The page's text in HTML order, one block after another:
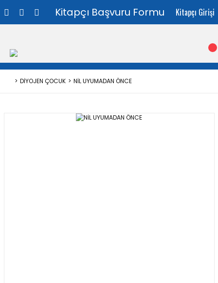
Kitapçı Başvuru Formu Kitapçı Girişi
DİYOJEN ÇOCUK NİL UYUMADAN ÖNCE